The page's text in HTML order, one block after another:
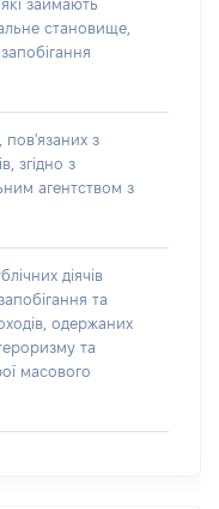
займають
становище,
з
згідно з
агентством з
діячів
та
одержаних
та
масового